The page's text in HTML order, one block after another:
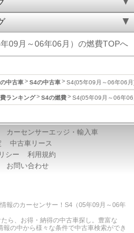
09月～06年06月）の燃費TOPへ
中古車 S4の中古車 S4(05年09月～06年06月
ランキング S4の燃費 S4(05年09月～06年06
カーセンサーエッジ・輸入車
中古車リース
シー
利用規約
お問い合わせ
報のカーセンサー！S4（05年09月～06年
ら、お得・納得の中古車探し。豊富な
の中から様々な条件で中古車検索ができ